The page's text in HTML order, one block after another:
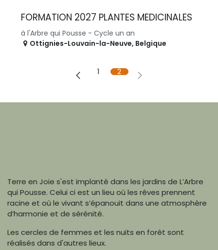
FORMATION 2027 PLANTES MEDICINALES
à l'Arbre qui Pousse - Cycle un an
Ottignies-Louvain-la-Neuve, Belgique
1 2
Terre en Joie s'est implanté dans les jardins de L’Arbre
qui Pousse. Celui ci est un lieu où les rêves prennent
racine et où le vivant s’épanouit dans une atmosphère
d’harmonie et de sérénité.
Les cercles de femmes et les nuits en forêt sont
réalisés dans d'autres lieux.